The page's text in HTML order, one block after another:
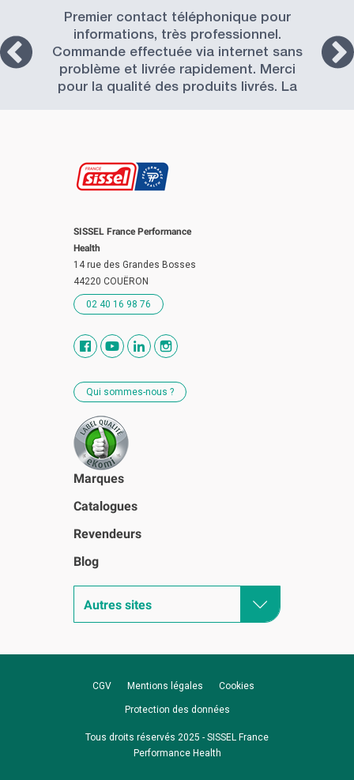
Premier contact téléphonique pour
informations, très professionnel.
Commande effectuée via internet sans
problème et livrée rapidement. Merci
pour la qualité des produits livrés. La
SISSEL France Performance
Health
14 rue des Grandes Bosses
44220 COUËRON
02 40 16 98 76
Qui sommes-nous ?
Marques
Catalogues
Revendeurs
Blog
Autres sites
CGV Mentions légales Cookies
Protection des données
Tous droits réservés 2025 - SISSEL France
Performance Health